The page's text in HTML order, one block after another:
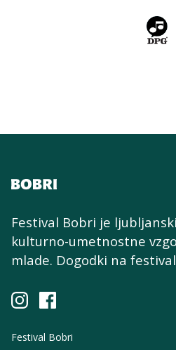
Festival Bobri je
kulturno-umetnostne
mlade. Dogodki na
Festival Bobri